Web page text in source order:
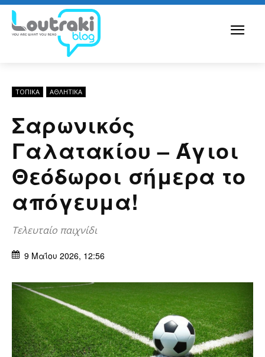
ΤΟΠΙΚΑ ΑΘΛΗΤΙΚΑ
Σαρωνικός
Γαλατακίου – Άγιοι
Θεόδωροι σήμερα το
απόγευμα!
Τελευταίο παιχνίδι
9 Μαΐου 2026, 12:56